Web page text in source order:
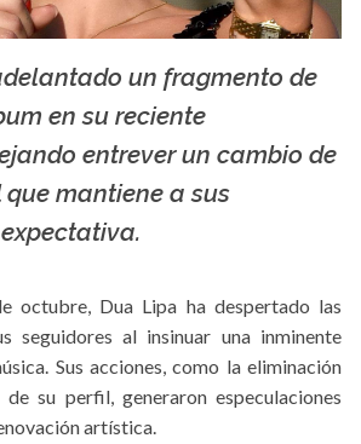
un fragmento de
en su reciente
entrever un cambio de
mantiene a sus
octubre, Dua Lipa ha despertado las
seguidores al insinuar una inminente
Sus acciones, como la eliminación
su perfil, generaron especulaciones
artística.